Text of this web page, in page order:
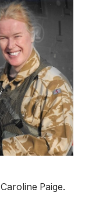
Paige.